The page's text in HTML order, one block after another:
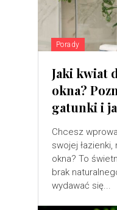
Porady
Jaki kwiat
okna?
gatunki i
Chcesz
swojej
okna? To
brak
wydawać się...